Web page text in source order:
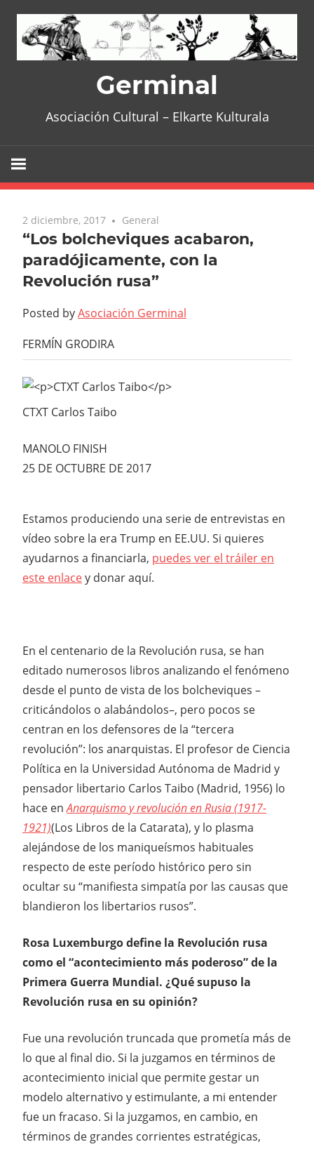
content
Germinal
Asociación Cultural – Elkarte Kulturala
2 diciembre, 2017 No comments
General
“Los bolcheviques acabaron,
paradójicamente, con la
Revolución rusa”
Posted byAsociación Germinal
FERMÍN GRODIRA
CTXT Carlos Taibo
MANOLO FINISH
25 DE OCTUBRE DE 2017
Estamos produciendo una serie de entrevistas en
vídeo sobre la era Trump en EE.UU. Si quieres
ayudarnos a financiarla, puedes ver el tráiler en
este enlacey donar aquí.
En el centenario de la Revolución rusa, se han
editado numerosos libros analizando el fenómeno
desde el punto de vista de los bolcheviques –
criticándolos o alabándolos–, pero pocos se
centran en los defensores de la “tercera
revolución”: los anarquistas. El profesor de Ciencia
Política en la Universidad Autónoma de Madrid y
pensador libertario Carlos Taibo (Madrid, 1956) lo
hace enAnarquismo y revolución en Rusia (1917-
1921)(Los Libros de la Catarata), y lo plasma
alejándose de los maniqueísmos habituales
respecto de este período histórico pero sin
ocultar su “manifiesta simpatía por las causas que
blandieron los libertarios rusos”.
Rosa Luxemburgo define la Revolución rusa
como el “acontecimiento más poderoso” de la
Primera Guerra Mundial. ¿Qué supuso la
Revolución rusa en su opinión?
Fue una revolución truncada que prometía más de
lo que al final dio. Si la juzgamos en términos de
acontecimiento inicial que permite gestar un
modelo alternativo y estimulante, a mi entender
fue un fracaso. Si la juzgamos, en cambio, en
términos de grandes corrientes estratégicas,